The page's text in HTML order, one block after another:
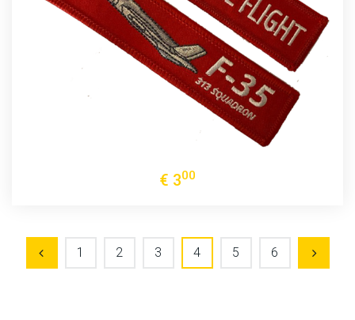
€ 300
P
1 2 3 4 5
6
N